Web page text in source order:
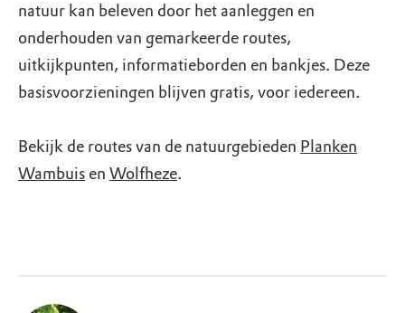
natuur kan beleven door het aanleggen en
onderhouden van gemarkeerde routes,
uitkijkpunten, informatieborden en bankjes. Deze
basisvoorzieningen blijven gratis, voor iedereen.
Bekijk de routes van de natuurgebieden Planken
Wambuis en Wolfheze.